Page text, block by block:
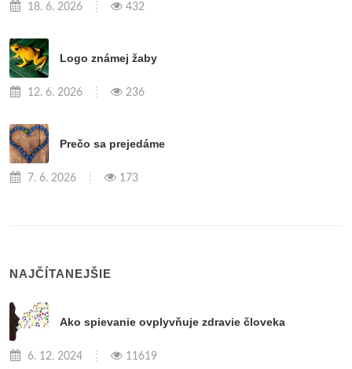
18. 6. 2026 432
Logo známej žaby
12. 6. 2026 236
Prečo sa prejedáme
7. 6. 2026 173
NAJČÍTANEJŠIE
Ako spievanie ovplyvňuje zdravie človeka
6. 12. 2024 11619